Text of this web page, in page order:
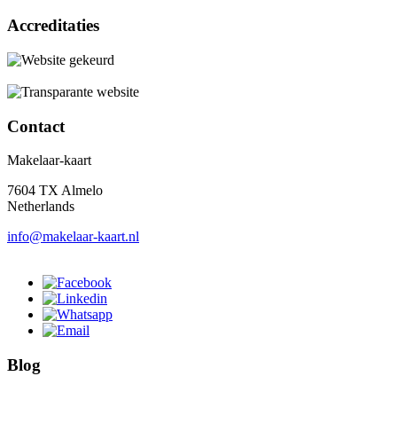
Accreditaties
Contact
Makelaar-kaart
7604 TX Almelo
Netherlands
info@makelaar-kaart.nl
Blog